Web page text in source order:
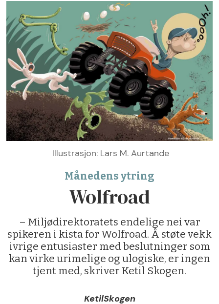
Illustrasjon: Lars M. Aurtande
Månedens ytring
Wolfroad
– Miljødirektoratets endelige nei var
spikeren i kista for Wolfroad. Å støte vekk
ivrige entusiaster med beslutninger som
kan virke urimelige og ulogiske, er ingen
tjent med, skriver Ketil Skogen.
KetilSkogen